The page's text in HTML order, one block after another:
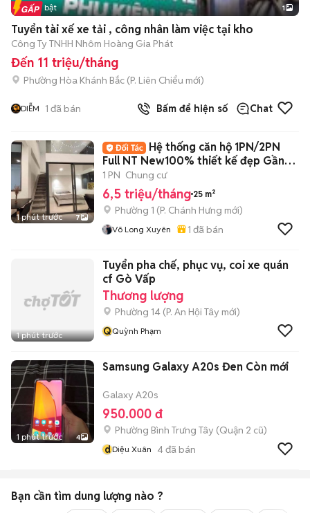
Tin nổi bật 1
Tuyển tài xế xe tải , công nhân làm việc tại kho
Công Ty TNHH Nhôm Hoàng Gia Phát
Đến 11 triệu/tháng
Phường Hòa Khánh Bắc (P. Liên Chiểu mới)
DIỄM 1 đã bán Bấm để hiện số Chat
1 phút trước 7
Hệ thống căn hộ 1PN/2PN
Full NT New100% thiết kế đẹp Gần
Q4_Q1_Q5
1 PN Chung cư
6,5 triệu/tháng 25 m²
Phường 1 (P. Chánh Hưng mới)
Võ Long Xuyên 1 đã bán
1 phút trước
Tuyển pha chế, phục vụ, coi xe quán
cf Gò Vấp
Thương lượng
Phường 14 (P. An Hội Tây mới)
QQuỳnh Phạm
1 phút trước 4
Samsung Galaxy A20s Đen Còn mới
Galaxy A20s
950.000 đ
Phường Bình Trưng Tây (Quận 2 cũ)
dDiệu Xuân 4đã bán
Bạn cần tìm dung lượng nào ?